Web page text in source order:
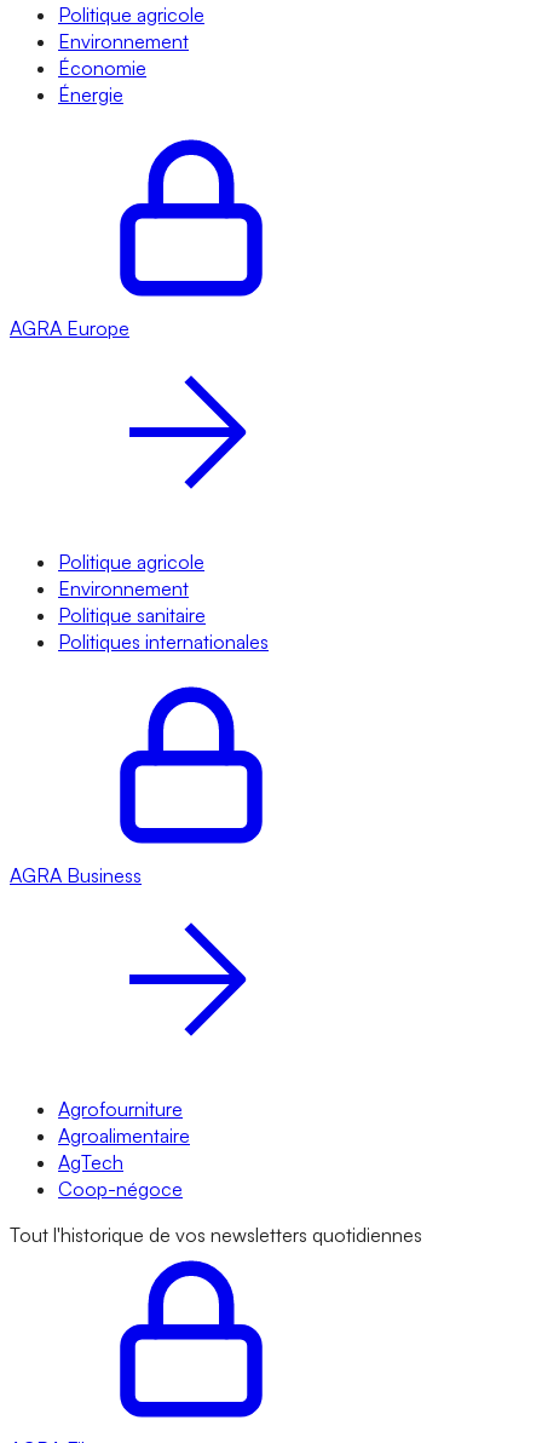
Politique agricole
Environnement
Économie
Énergie
AGRA Europe
Politique agricole
Environnement
Politique sanitaire
Politiques internationales
AGRA Business
Agrofourniture
Agroalimentaire
AgTech
Coop-négoce
Tout l'historique de vos newsletters quotidiennes